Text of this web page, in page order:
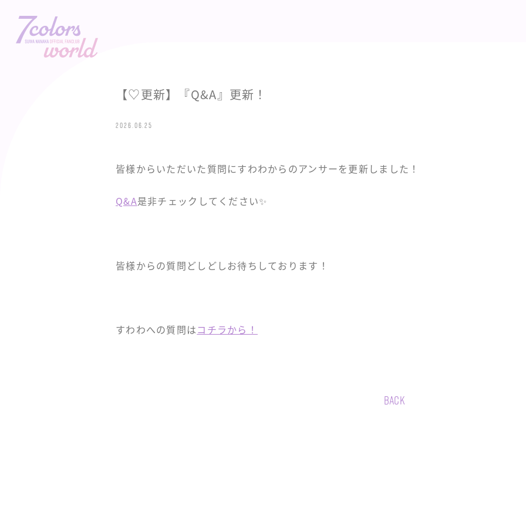
【♡更新】『Q&A』更新！
2026.06.25
皆様からいただいた質問にすわわからのアンサーを更新しました！
Q&A是非チェックしてください✨
皆様からの質問どしどしお待ちしております！
すわわへの質問はコチラから！
BACK